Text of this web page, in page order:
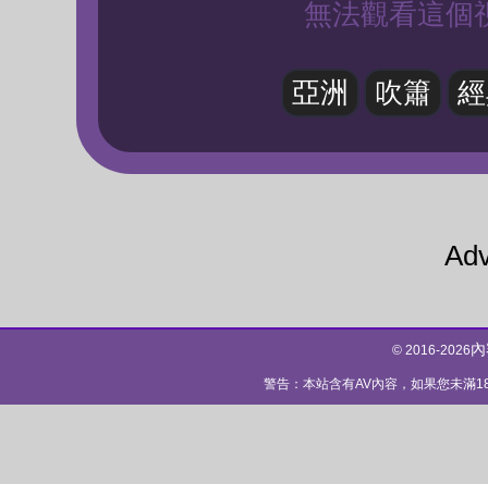
無法觀看這個
亞洲 吹簫
© 2016-2026
警告：本站含有AV內容，如果您未滿